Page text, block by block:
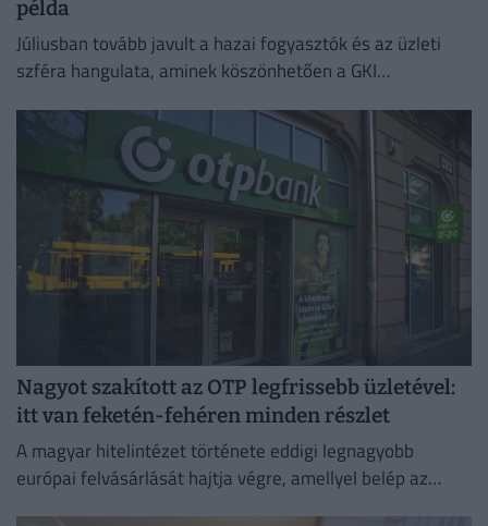
példa
Júliusban tovább javult a hazai fogyasztók és az üzleti
szféra hangulata, aminek köszönhetően a GKI
Nagyot szakított az OTP legfrissebb üzletével:
itt van feketén-fehéren minden részlet
A magyar hitelintézet története eddigi legnagyobb
európai felvásárlását hajtja végre, amellyel belép az